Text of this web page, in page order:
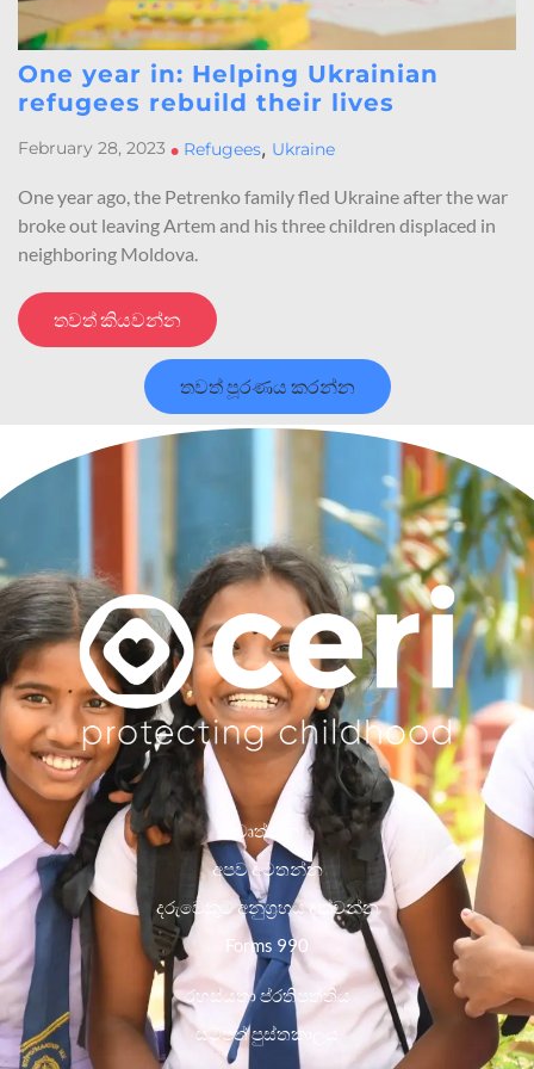
One year in: Helping Ukrainian
refugees rebuild their lives
February 28, 2023 • Refugees, Ukraine
One year ago, the Petrenko family fled Ukraine after the war
broke out leaving Artem and his three children displaced in
neighboring Moldova.
තවත් කියවන්න
තවත් පූරණය කරන්න
වෘත්තීන්
අපව අමතන්න
දරුවෙකුට අනුග්‍රහය දක්වන්න
Forms 990
රහස්යතා ප්රතිපත්තිය
සම්පත් පුස්තකාලය